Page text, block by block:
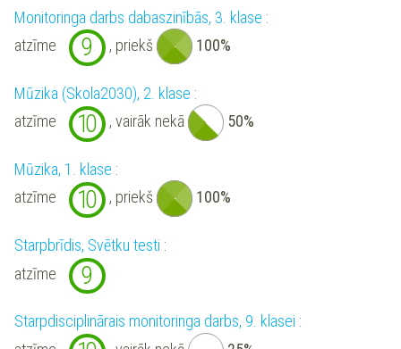
Monitoringa darbs dabaszinībās, 3. klase :
atzīme
9 , priekš 100%
Mūzika (Skola2030), 2. klase :
atzīme
10 , vairāk nekā 50%
Mūzika, 1. klase :
atzīme
10 , priekš 100%
Starpbrīdis, Svētku testi :
atzīme
9
Starpdisciplinārais monitoringa darbs, 9. klasei :